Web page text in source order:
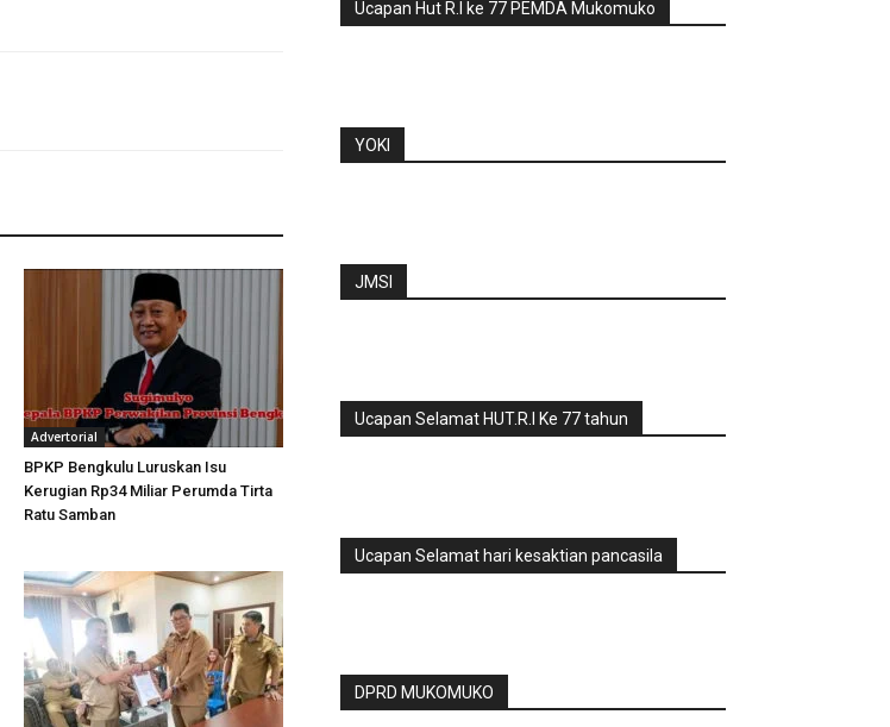
Advertorial
BPKP Bengkulu Luruskan Isu
Kerugian Rp34 Miliar Perumda Tirta
Ratu Samban
Ucapan Hut R.I ke 77 PEMDA Mukomuko
YOKI
JMSI
Ucapan Selamat HUT.R.I Ke 77 tahun
Ucapan Selamat hari kesaktian pancasila
DPRD MUKOMUKO